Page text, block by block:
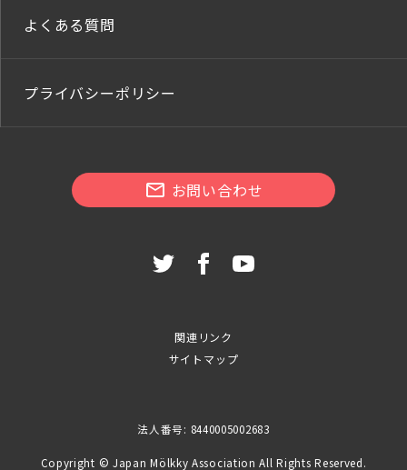
よくある質問
プライバシーポリシー
お問い合わせ
関連リンク
サイトマップ
法人番号: 8440005002683
Copyright © Japan Mölkky Association All Rights Reserved.